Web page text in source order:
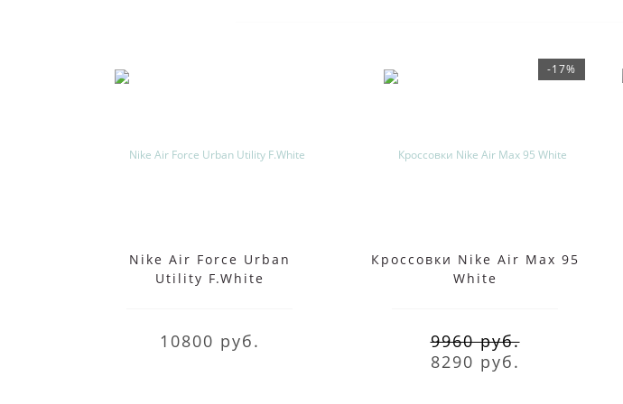
Nike Air Force Urban
Utility F.White
10800 руб.
-17%
Кроссовки Nike Air Max 95
White
9960 руб.
8290 руб.